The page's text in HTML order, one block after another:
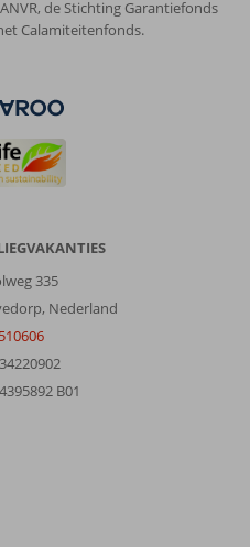
de Stichting Garantiefonds
Calamiteitenfonds.
335
Nederland
B01